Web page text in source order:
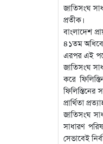
জাতিসংঘ
প্রতীক।
বাংলাদেশ
৪১তম
এরপর এই
জাতিসংঘ
করে
প্রার্থিতা
জাতিসংঘ
সাধারণ
সেভাবেই